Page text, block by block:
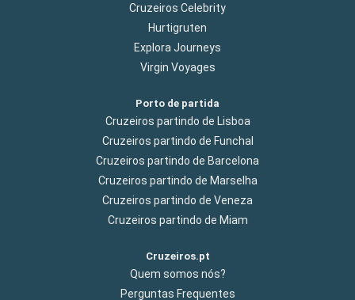
Cruzeiros Celebrity
Hurtigruten
Explora Journeys
Virgin Voyages
Porto de partida
Cruzeiros partindo de Lisboa
Cruzeiros partindo de Funchal
Cruzeiros partindo de Barcelona
Cruzeiros partindo de Marselha
Cruzeiros partindo de Veneza
Cruzeiros partindo de Miam
Cruzeiros.pt
Quem somos nós?
Perguntas Frequentes